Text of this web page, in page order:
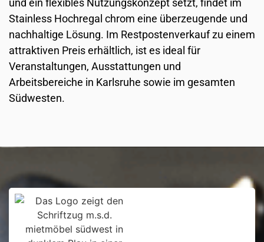
und ein flexibles Nutzungskonzept setzt, findet im
Stainless Hochregal chrom eine überzeugende und
nachhaltige Lösung. Im Restpostenverkauf zu einem
attraktiven Preis erhältlich, ist es ideal für
Veranstaltungen, Ausstattungen und
Arbeitsbereiche in Karlsruhe sowie im gesamten
Südwesten.